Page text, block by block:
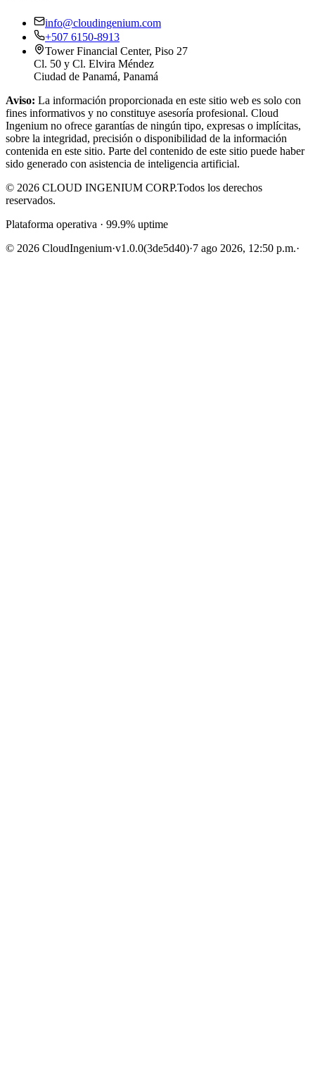
info@cloudingenium.com
+507 6150-8913
Tower Financial Center, Piso 27
Cl. 50 y Cl. Elvira Méndez
Ciudad de Panamá, Panamá
Aviso: La información proporcionada en este sitio web es solo con
fines informativos y no constituye asesoría profesional. Cloud
Ingenium no ofrece garantías de ningún tipo, expresas o implícitas,
sobre la integridad, precisión o disponibilidad de la información
contenida en este sitio. Parte del contenido de este sitio puede haber
sido generado con asistencia de inteligencia artificial.
© 2026 CLOUD INGENIUM CORP.Todos los derechos
reservados.
Plataforma operativa · 99.9% uptime
© 2026 CloudIngenium·v1.0.0(3de5d40)·7 ago 2026, 12:50 p.m.·